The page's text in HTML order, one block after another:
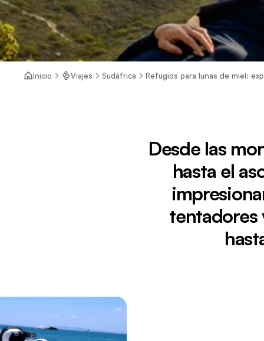
Inicio Viajes Sudáfrica Refugios para lunas de miel:
Desde las
hasta el
tentadores